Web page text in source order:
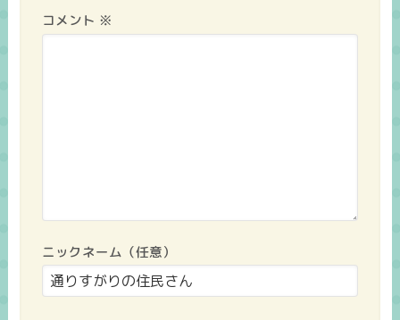
コメント ※
ニックネーム（任意）